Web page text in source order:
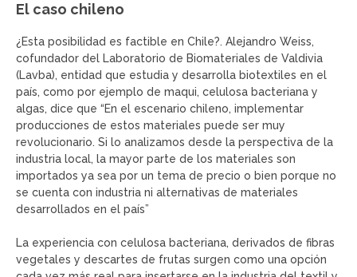
El caso chileno
¿Esta posibilidad es factible en Chile?. Alejandro Weiss,
cofundador del Laboratorio de Biomateriales de Valdivia
(Lavba), entidad que estudia y desarrolla biotextiles en el
país, como por ejemplo de maqui, celulosa bacteriana y
algas, dice que “En el escenario chileno, implementar
producciones de estos materiales puede ser muy
revolucionario. Si lo analizamos desde la perspectiva de la
industria local, la mayor parte de los materiales son
importados ya sea por un tema de precio o bien porque no
se cuenta con industria ni alternativas de materiales
desarrollados en el país”
La experiencia con celulosa bacteriana, derivados de fibras
vegetales y descartes de frutas surgen como una opción